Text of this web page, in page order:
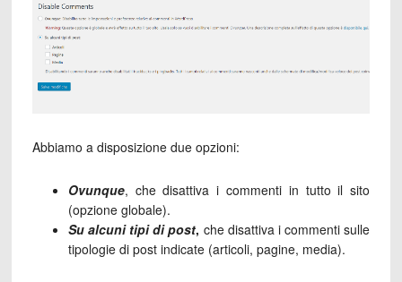
Abbiamo a disposizione due opzioni:
Ovunque, che disattiva i commenti in tutto il sito
(opzione globale).
Su alcuni tipi di post, che disattiva i commenti sulle
tipologie di post indicate (articoli, pagine, media).